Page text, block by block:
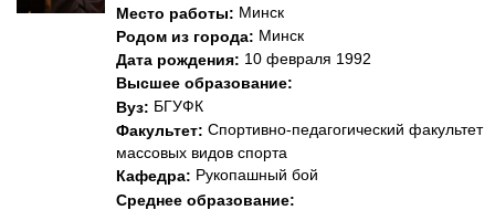
Место работы: Минск
Родом из города: Минск
Дата рождения: 10 февраля 1992
Высшее образование:
Вуз: БГУФК
Факультет: Спортивно-педагогический факультет
массовых видов спорта
Кафедра: Рукопашный бой
Среднее образование: